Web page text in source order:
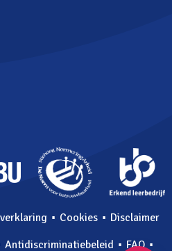
⋅ Cookies ⋅ Disclaimer
Antidiscriminatiebeleid ⋅ FAQ ⋅